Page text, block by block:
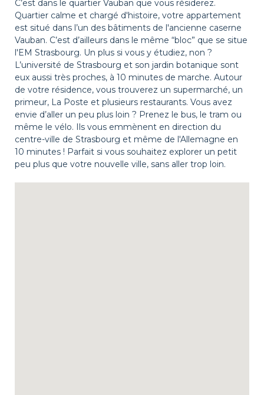
C’est dans le quartier Vauban que vous résiderez.
Quartier calme et chargé d'histoire, votre appartement
est situé dans l’un des bâtiments de l'ancienne caserne
Vauban. C’est d’ailleurs dans le même “bloc” que se situe
l'EM Strasbourg. Un plus si vous y étudiez, non ?
L’université de Strasbourg et son jardin botanique sont
eux aussi très proches, à 10 minutes de marche. Autour
de votre résidence, vous trouverez un supermarché, un
primeur, La Poste et plusieurs restaurants. Vous avez
envie d’aller un peu plus loin ? Prenez le bus, le tram ou
même le vélo. Ils vous emmènent en direction du
centre-ville de Strasbourg et même de l'Allemagne en
10 minutes ! Parfait si vous souhaitez explorer un petit
peu plus que votre nouvelle ville, sans aller trop loin.